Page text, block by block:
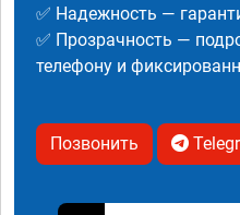
✅ Надежность —
✅ Прозрачность —
телефону и
Позвонить